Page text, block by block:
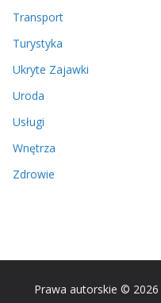
Transport
Turystyka
Ukryte Zajawki
Uroda
Usługi
Wnętrza
Zdrowie
Prawa autorskie © 2026